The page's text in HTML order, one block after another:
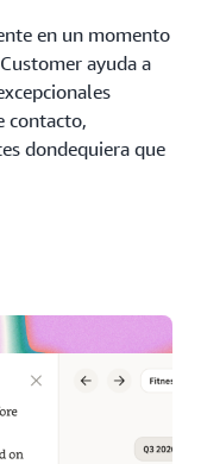
en un momento
ayuda a
contacto,
dondequiera que